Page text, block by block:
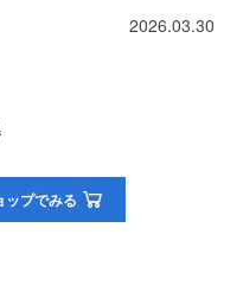
2026.03.30
ップでみる